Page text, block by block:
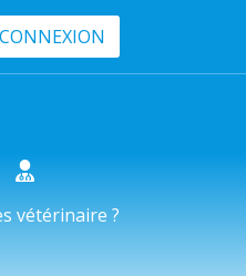
CONNEXION
vétérinaire ?